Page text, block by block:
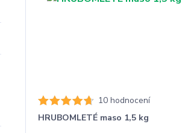
10 hodnocení
HRUBOMLETÉ maso 1,5 kg